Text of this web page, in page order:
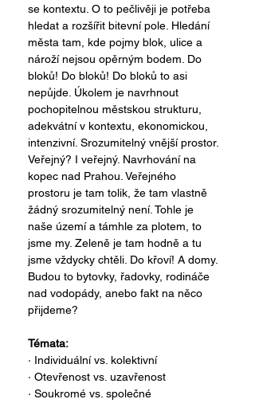
se kontextu. O to pečlivěji je potřeba
hledat a rozšířit bitevní pole. Hledání
města tam, kde pojmy blok, ulice a
nároží nejsou opěrným bodem. Do
bloků! Do bloků! Do bloků to asi
nepůjde. Úkolem je navrhnout
pochopitelnou městskou strukturu,
adekvátní v kontextu, ekonomickou,
intenzivní. Srozumitelný vnější prostor.
Veřejný? I veřejný. Navrhování na
kopec nad Prahou. Veřejného
prostoru je tam tolik, že tam vlastně
žádný srozumitelný není. Tohle je
naše území a támhle za plotem, to
jsme my. Zeleně je tam hodně a tu
jsme vždycky chtěli. Do křoví! A domy.
Budou to bytovky, řadovky, rodináče
nad vodopády, anebo fakt na něco
přijdeme?
Témata:
· Individuální vs. kolektivní
· Otevřenost vs. uzavřenost
· Soukromé vs. společné